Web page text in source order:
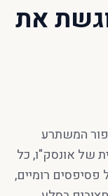
את
המשתרע
של אונסק"ו, כל
פסיפסים רומיים,